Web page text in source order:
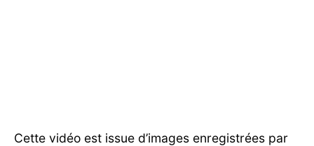
Cette vidéo est issue d’images enregistrées par